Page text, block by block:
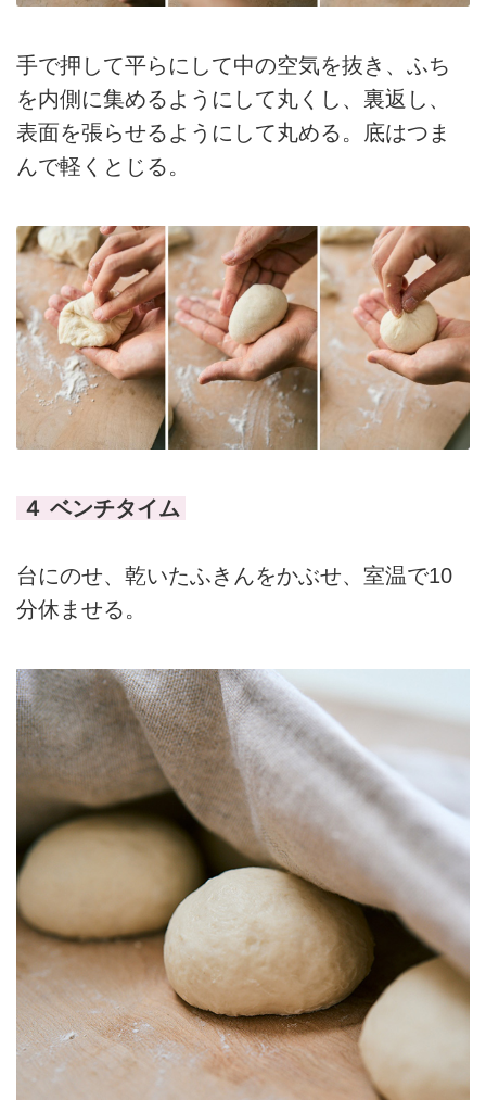
手で押して平らにして中の空気を抜き、ふち
を内側に集めるようにして丸くし、裏返し、
表面を張らせるようにして丸める。底はつま
んで軽くとじる。
４ ベンチタイム
台にのせ、乾いたふきんをかぶせ、室温で10
分休ませる。